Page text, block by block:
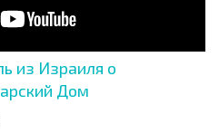
из Израиля о
Дом